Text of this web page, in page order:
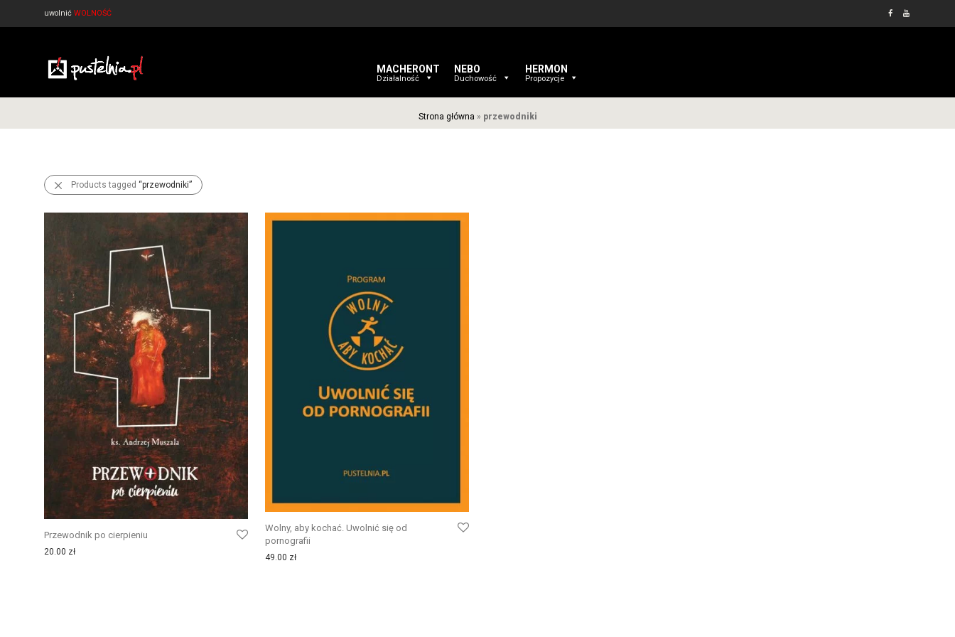
uwolnić WOLNOŚĆ
MACHERONT
Działalność
NEBO
Duchowość
HERMON
Propozycje
Strona główna » przewodniki
Products tagged “przewodniki”
Przewodnik po cierpieniu
20.00 zł
Wolny, aby kochać. Uwolnić się od
pornografii
49.00 zł